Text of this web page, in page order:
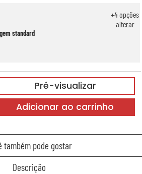
standard
+4opções
alterar
Pré-visualizar
Adicionar ao carrinho
também pode gostar
Descrição